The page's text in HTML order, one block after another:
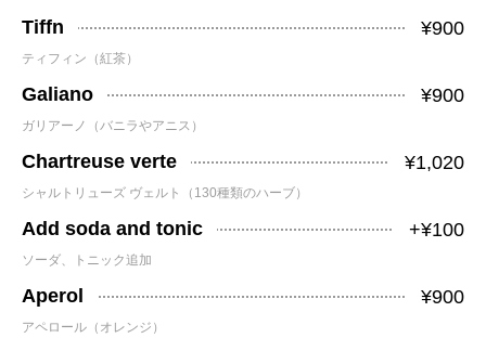
Tiffn ¥900
ティフィン（紅茶）
Galiano ¥900
ガリアーノ（バニラやアニス）
Chartreuse verte ¥1,020
シャルトリューズ ヴェルト（130種類のハーブ）
Add soda and tonic +¥100
ソーダ、トニック追加
Aperol ¥900
アペロール（オレンジ）